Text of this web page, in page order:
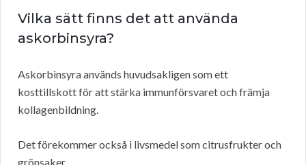
Vilka sätt finns det att använda
askorbinsyra?
Askorbinsyra används huvudsakligen som ett
kosttillskott för att stärka immunförsvaret och främja
kollagenbildning.
Det förekommer också i livsmedel som citrusfrukter och
grönsaker.